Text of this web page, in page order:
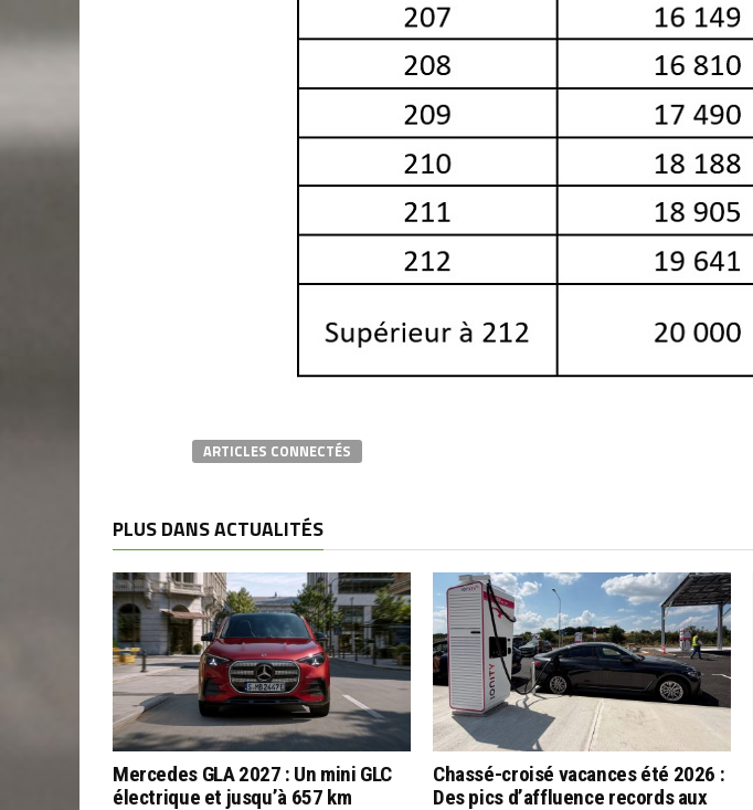
ARTICLES CONNECTÉS
PLUS DANS ACTUALITÉS
Mercedes GLA 2027 : Un mini GLC
électrique et jusqu’à 657 km
Chassé-croisé vacances été 2026 :
Des pics d’affluence records aux